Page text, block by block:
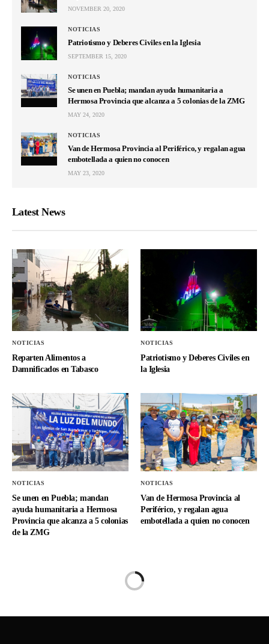
NOVEMBER 20, 2020
NOTICIAS
Patriotismo y Deberes Civiles en la Iglesia
SEPTEMBER 15, 2020
NOTICIAS
Se unen en Puebla; mandan ayuda humanitaria a
Hermosa Provincia que alcanza a 5 colonias de la ZMG
MAY 24, 2020
NOTICIAS
Van de Hermosa Provincia al Periférico, y regalan agua
embotellada a quien no conocen
MAY 23, 2020
Latest News
NOTICIAS
Reparten Alimentos a
Damnificados en Tabasco
NOTICIAS
Patriotismo y Deberes Civiles en
la Iglesia
NOTICIAS
Se unen en Puebla; mandan
ayuda humanitaria a Hermosa
Provincia que alcanza a 5 colonias
de la ZMG
NOTICIAS
Van de Hermosa Provincia al
Periférico, y regalan agua
embotellada a quien no conocen